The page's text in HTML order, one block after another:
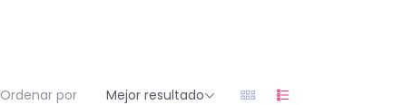
Ordenar por Mejor resultado